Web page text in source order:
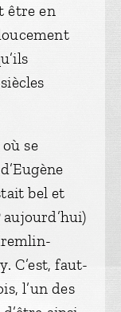
être en
se
bel et
C’est, faut-
l’un des